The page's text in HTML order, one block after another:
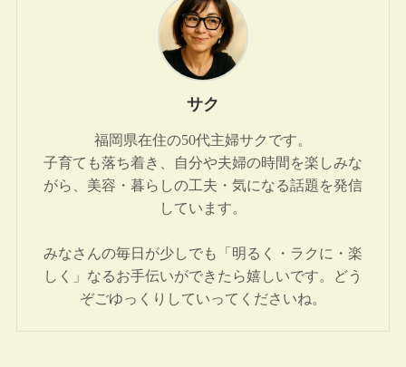
サク
福岡県在住の50代主婦サクです。
子育ても落ち着き、自分や夫婦の時間を楽しみな
がら、美容・暮らしの工夫・気になる話題を発信
しています。
みなさんの毎日が少しでも「明るく・ラクに・楽
しく」なるお手伝いができたら嬉しいです。どう
ぞごゆっくりしていってくださいね。